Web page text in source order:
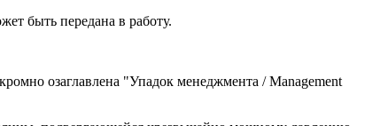
быть передана в работу.
озаглавлена "Упадок менеджмента / Management